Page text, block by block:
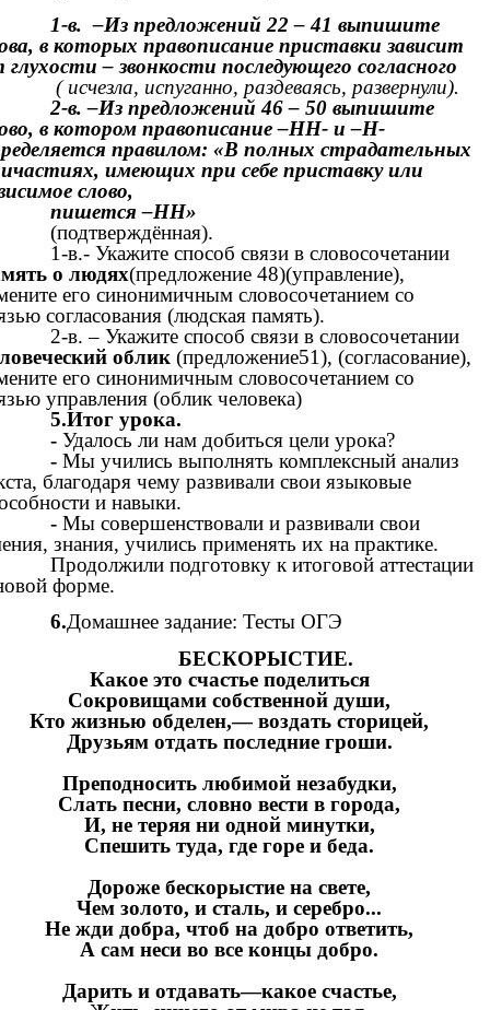
1-в. –Из предложений 22 – 41 выпишите
в которых правописание приставки зависит
глухости – звонкости последующего согласного
( исчезла, испуганно, раздеваясь, развернули).
2-в. –Из предложений 46 – 50 выпишите
в котором правописание –НН- и –Н-
правилом: «В полных страдательных
имеющих при себе приставку или
слово,
пишется –НН»
(подтверждённая).
1-в.- Укажите способ связи в словосочетании
о людях(предложение 48)(управление),
его синонимичным словосочетанием со
согласования (людская память).
2-в. – Укажите способ связи в словосочетании
облик(предложение51), (согласование),
его синонимичным словосочетанием со
управления (облик человека)
5.Итог урока.
-Удалось ли нам добиться цели урока?
-Мы учились выполнять комплексный анализ
благодаря чему развивали свои языковые
и навыки.
-Мы совершенствовали и развивали свои
знания, учились применять их на практике.
Продолжили подготовку к итоговой аттестации
форме.
6.Домашнее задание: Тесты ОГЭ
БЕСКОРЫСТИЕ.
Какое это счастье поделиться
Сокровищами собственной души,
Кто жизнью обделен,— воздать сторицей,
Друзьям отдать последние гроши.
Преподносить любимой незабудки,
Слать песни, словно вести в города,
И, не теряя ни одной минутки,
Спешить туда, где горе и беда.
Дороже бескорыстие на свете,
Чем золото, и сталь, и серебро...
Не жди добра, чтоб на добро ответить,
А сам неси во все концы добро.
Дарить и отдавать—какое счастье,